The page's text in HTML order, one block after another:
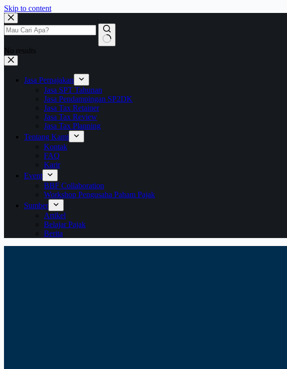
Skip to content
No results
Jasa Perpajakan
Jasa SPT Tahunan
Jasa Pendampingan SP2DK
Jasa Tax Retainer
Jasa Tax Review
Jasa Tax Planning
Tentang Kami
Kontak
FAQ
Karir
Event
BBF Collaboration
Workshop Pengusaha Paham Pajak
Sumber
Artikel
Belajar Pajak
Berita